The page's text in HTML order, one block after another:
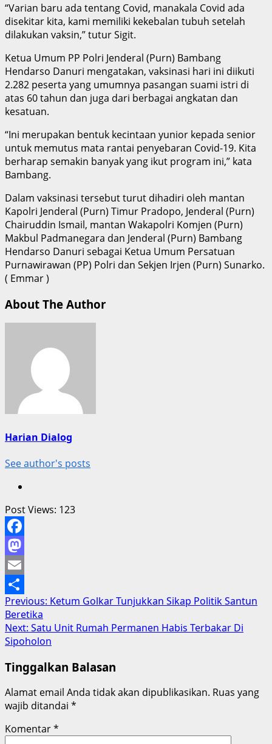
“Varian baru ada tentang Covid, manakala Covid ada
disekitar kita, kami memiliki kekebalan tubuh setelah
dilakukan vaksin,” tutur Sigit.
Ketua Umum PP Polri Jenderal (Purn) Bambang
Hendarso Danuri mengatakan, vaksinasi hari ini diikuti
2.282 peserta yang umumnya pasangan suami istri di
atas 60 tahun dan juga dari berbagai angkatan dan
kesatuan.
“Ini merupakan bentuk kecintaan yunior kepada senior
untuk memutus mata rantai penyebaran Covid-19. Kita
berharap semakin banyak yang ikut program ini,” kata
Bambang.
Dalam vaksinasi tersebut turut dihadiri oleh mantan
Kapolri Jenderal (Purn) Timur Pradopo, Jenderal (Purn)
Chairuddin Ismail, mantan Wakapolri Komjen (Purn)
Makbul Padmanegara dan Jenderal (Purn) Bambang
Hendarso Danuri sebagai Ketua Umum Persatuan
Purnawirawan (PP) Polri dan Sekjen Irjen (Purn) Sunarko.
( Emmar )
About The Author
Harian Dialog
See author's posts
Post Views: 123
Facebook
Mastodon
Email
Share
Post
navigation
Previous: Ketum Golkar Tunjukkan Sikap Politik Santun
Beretika
Next: Satu Unit Rumah Permanen Habis Terbakar Di
Sipoholon
Tinggalkan Balasan
Alamat email Anda tidak akan dipublikasikan. Ruas yang
wajib ditandai *
Komentar*